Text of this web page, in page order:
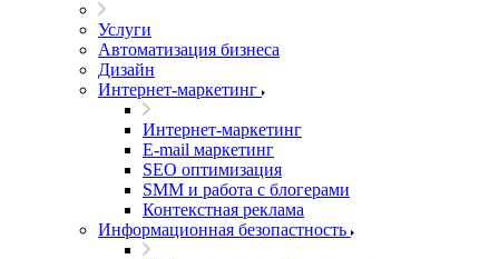
Услуги
Автоматизация бизнеса
Дизайн
Интернет-маркетинг
Интернет-маркетинг
E-mail маркетинг
SEO оптимизация
SMM и работа с блогерами
Контекстная реклама
Информационная безопастность